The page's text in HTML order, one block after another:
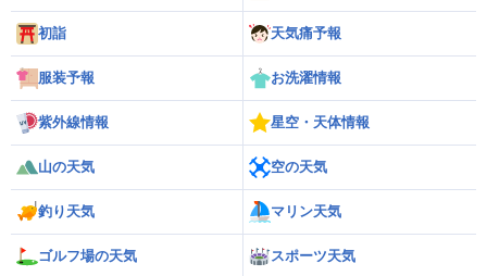
初詣 天気痛予報
服装予報 お洗濯情報
紫外線情報 星空・天体情報
山の天気 空の天気
釣り天気 マリン天気
ゴルフ場の天気 スポーツ天気